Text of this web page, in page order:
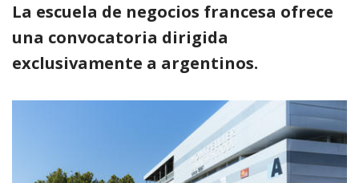
La escuela de negocios francesa ofrece
una convocatoria dirigida
exclusivamente a argentinos.